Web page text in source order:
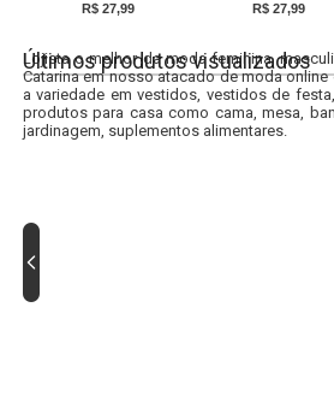
R$ 27,99 R$ 27,99
Últimos produtos visualizados
Lojista o melhor da moda feminina,
Catarina em nosso atacado de moda
a variedade em vestidos, vestidos de
produtos para casa como cama, mesa,
jardinagem, suplementos alimentares.